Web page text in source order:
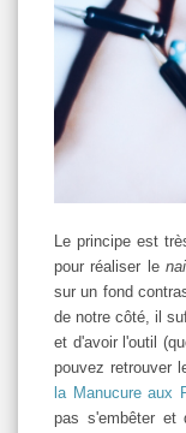
Le principe est
pour réaliser le
sur un fond
de notre côté, il
et d'avoir l'outil
pouvez retrouver
la Manucure aux
pas s'embêter et